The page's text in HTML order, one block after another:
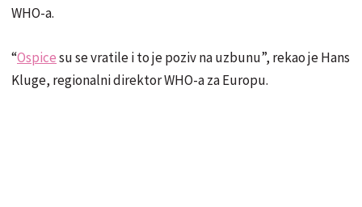
WHO-a.
“Ospicesu se vratile i to je poziv na uzbunu”, rekao je Hans
Kluge, regionalni direktor WHO-a za Europu.